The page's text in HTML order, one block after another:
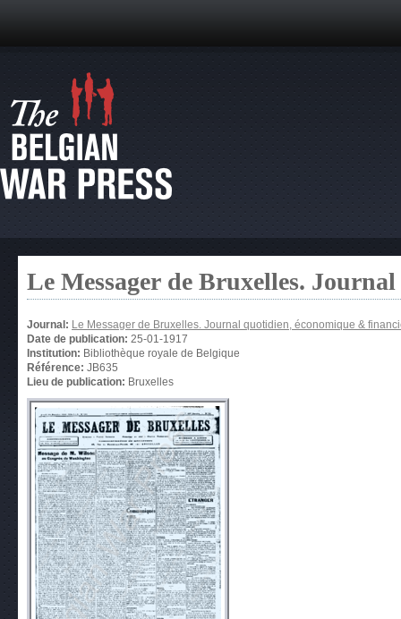
Le Messager de Bruxelles.
Journal: Le Messager de Bruxelles. Journal quotidien, économique &
Date de publication: 25-01-1917
Institution: Bibliothèque royale de Belgique
Référence: JB635
Lieu de publication: Bruxelles